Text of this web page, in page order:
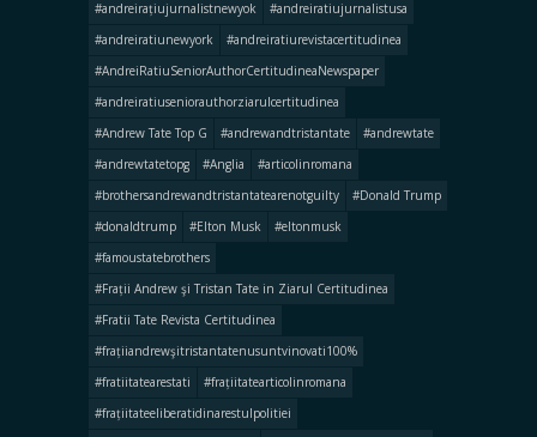
#andreirațiujurnalistnewyok
#andreiratiujurnalistusa
#andreiratiunewyork
#andreiratiurevistacertitudinea
#AndreiRatiuSeniorAuthorCertitudineaNewspaper
#andreiratiuseniorauthorziarulcertitudinea
#Andrew Tate Top G
#andrewandtristantate
#andrewtate
#andrewtatetopg
#Anglia
#articolinromana
#brothersandrewandtristantatearenotguilty
#Donald Trump
#donaldtrump
#Elton Musk
#eltonmusk
#famoustatebrothers
#Frații Andrew şi Tristan Tate in Ziarul Certitudinea
#Fratii Tate Revista Certitudinea
#frațiiandrewşitristantatenusuntvinovati100%
#fratiitatearestati
#frațiitatearticolinromana
#frațiitateeliberatidinarestulpolitiei